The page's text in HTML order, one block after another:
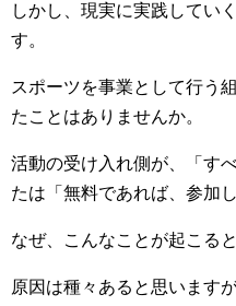
しかし、現実に実践してい
す。
スポーツを事業として行う
たことはありませんか。
活動の受け入れ側が、「す
たは「無料であれば、参加
なぜ、こんなことが起こる
原因は種々あると思います